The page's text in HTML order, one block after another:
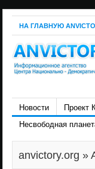
НА ГЛАВНУЮ
Новости Проект
Несвободная
anvictory.org »